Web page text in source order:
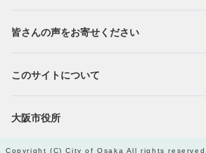
皆さんの声をお寄せください
このサイトについて
大阪市役所
Copyright (C) City of Osaka All rights reserved.